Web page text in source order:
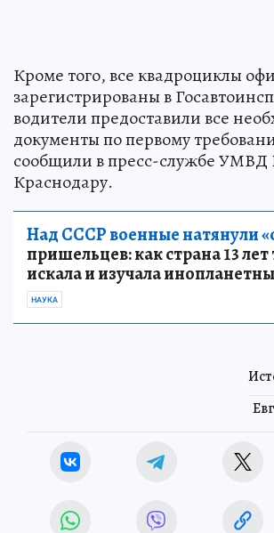
Кроме того, все квадроциклы
зарегистрированы в
водители предоставили все
документы по первому
сообщили в пресс-службе УМВД
Краснодару.
Над СССР военные натянули
пришельцев: как страна 13
искала и изучала
НАУКА